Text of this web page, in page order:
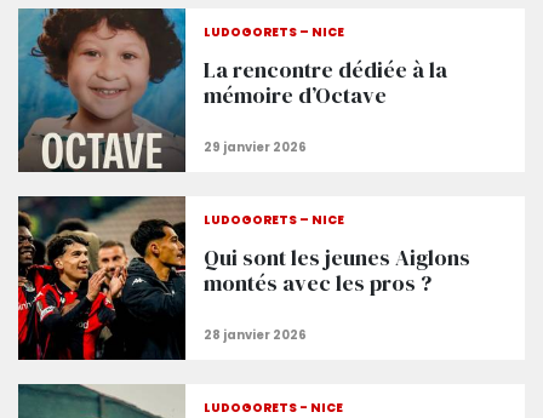
LUDOGORETS – NICE
La rencontre dédiée à la
mémoire d’Octave
LUDOGORETS – NICE
Qui sont les jeunes Aiglons
montés avec les pros ?
LUDOGORETS - NICE